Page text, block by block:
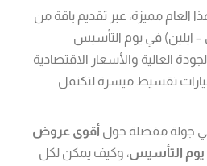
العام مميزة، عبر تقديم باقة من
ايلين) في يوم التأسيس
العالية والأسعار الاقتصادية
تقسيط ميسرة لتكتمل
جولة مفصلة حول أقوى عروض
يوم التأسيس، وكيف يمكن لكل